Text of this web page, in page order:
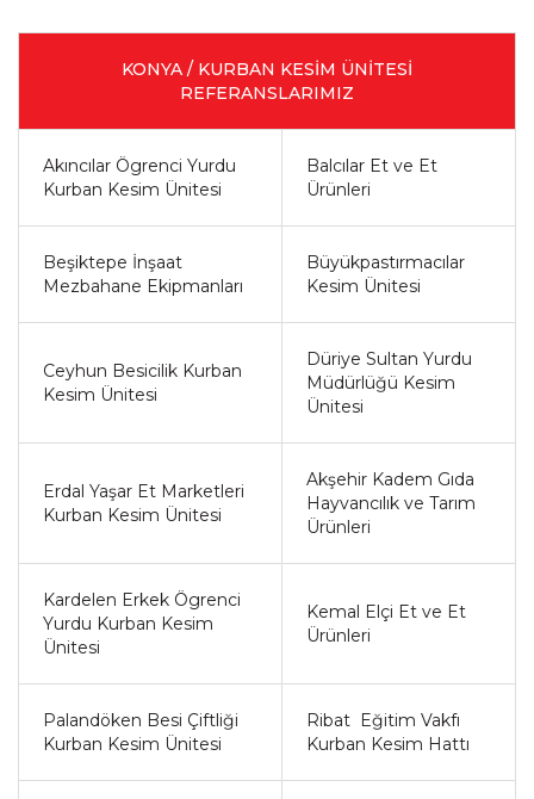
KONYA / KURBAN KESİM ÜNİTESİ
REFERANSLARIMIZ
Akıncılar Ögrenci Yurdu
Kurban Kesim Ünitesi
Balcılar Et ve Et
Ürünleri
Beşiktepe İnşaat
Mezbahane Ekipmanları
Büyükpastırmacılar
Kesim Ünitesi
Ceyhun Besicilik Kurban
Kesim Ünitesi
Düriye Sultan Yurdu
Müdürlüğü Kesim
Ünitesi
Erdal Yaşar Et Marketleri
Kurban Kesim Ünitesi
Akşehir Kadem Gıda
Hayvancılık ve Tarım
Ürünleri
Kardelen Erkek Ögrenci
Yurdu Kurban Kesim
Ünitesi
Kemal Elçi Et ve Et
Ürünleri
Palandöken Besi Çiftliği
Kurban Kesim Ünitesi
Ribat Eğitim Vakfı
Kurban Kesim Hattı